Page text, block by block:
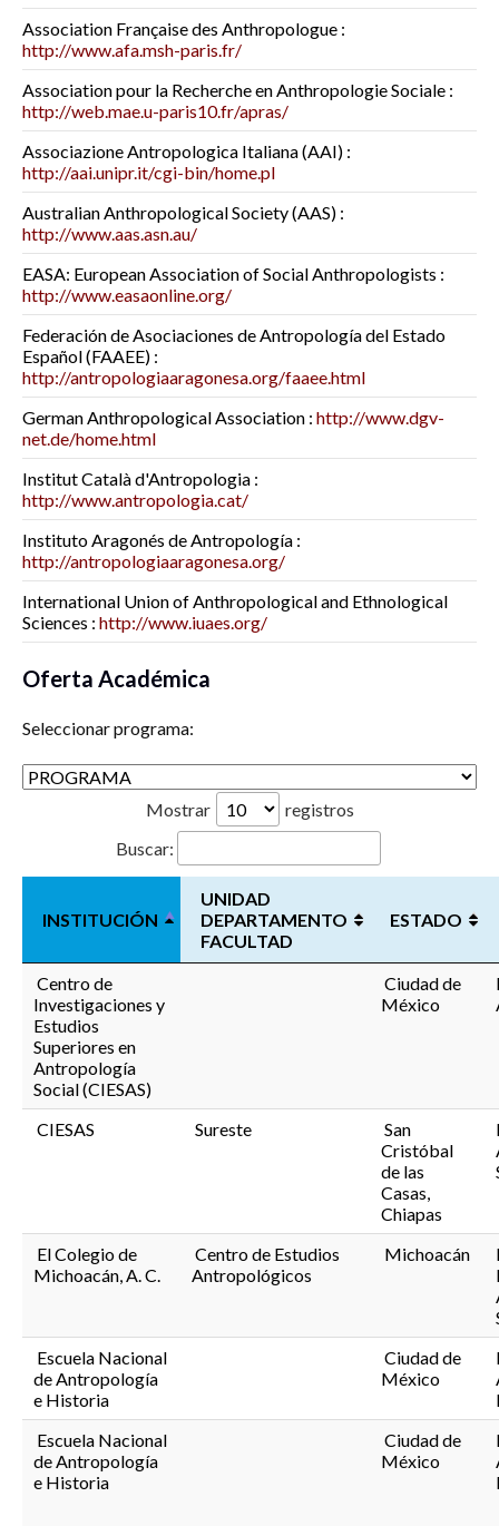
Association Française des Anthropologue :
http://www.afa.msh-paris.fr/
Association pour la Recherche en Anthropologie Sociale :
http://web.mae.u-paris10.fr/apras/
Associazione Antropologica Italiana (AAI) :
http://aai.unipr.it/cgi-bin/home.pl
Australian Anthropological Society (AAS) :
http://www.aas.asn.au/
EASA: European Association of Social Anthropologists :
http://www.easaonline.org/
Federación de Asociaciones de Antropología del Estado
Español (FAAEE) :
http://antropologiaaragonesa.org/faaee.html
German Anthropological Association : http://www.dgv-
net.de/home.html
Institut Català d'Antropologia :
http://www.antropologia.cat/
Instituto Aragonés de Antropología :
http://antropologiaaragonesa.org/
International Union of Anthropological and Ethnological
Sciences : http://www.iuaes.org/
Oferta Académica
Seleccionar programa:
Mostrar
registros
Buscar:
INSTITUCIÓN
UNIDAD
DEPARTAMENTO
FACULTAD
ESTADO
Centro de
Investigaciones y
Estudios
Superiores en
Antropología
Social (CIESAS)
Ciudad de
México
CIESAS Sureste
San
Cristóbal
de las
Casas,
Chiapas
El Colegio de
Michoacán, A. C.
Centro de Estudios
Antropológicos
Michoacán
Escuela Nacional
de Antropología
e Historia
Ciudad de
México
Escuela Nacional
de Antropología
e Historia
Ciudad de
México